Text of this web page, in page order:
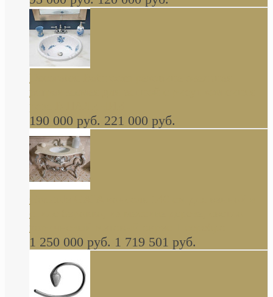
Decorated Bathroom раковина овальная
встраиваемая для ванной с рисунком синяя
роза В НАЛИЧИИ
190 000 руб. 221 000 руб.
стиле барокко, из массива дерева, светло
коричневый матовый окрас + серебро
1 250 000 руб. 1 719 501 руб.